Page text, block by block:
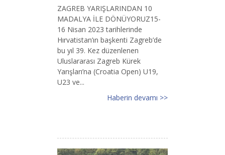
ZAGREB YARIŞLARINDAN 10
MADALYA İLE DÖNÜYORUZ15-
16 Nisan 2023 tarihlerinde
Hırvatistan’ın başkenti Zagreb’de
bu yıl 39. Kez düzenlenen
Uluslararası Zagreb Kürek
Yarışları’na (Croatia Open) U19,
U23 ve...
Haberin devamı >>